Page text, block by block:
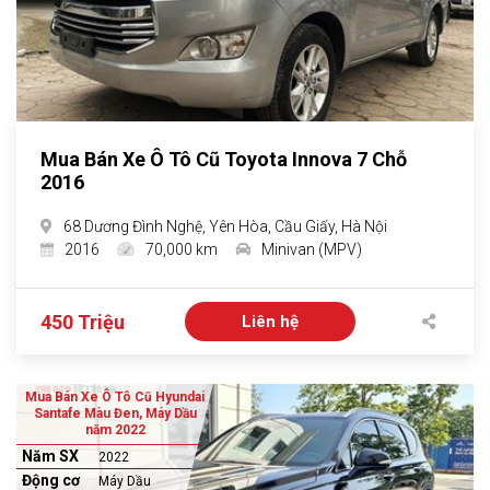
Mua Bán Xe Ô Tô Cũ Toyota Innova 7 Chỗ
2016
68 Dương Đình Nghệ, Yên Hòa, Cầu Giấy, Hà Nội
2016
70,000 km Minivan (MPV)
450 Triệu Liên hệ
Mua Bán Xe Ô Tô Cũ Hyundai
Santafe Màu Đen, Máy Dầu
năm 2022
Năm SX 2022
Động cơ Máy Dầu